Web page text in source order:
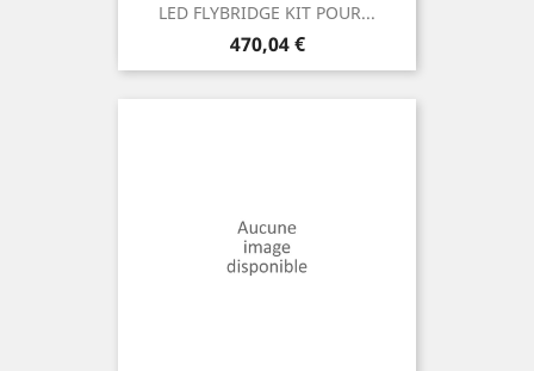
LED FLYBRIDGE KIT POUR...
Prix
470,04 €